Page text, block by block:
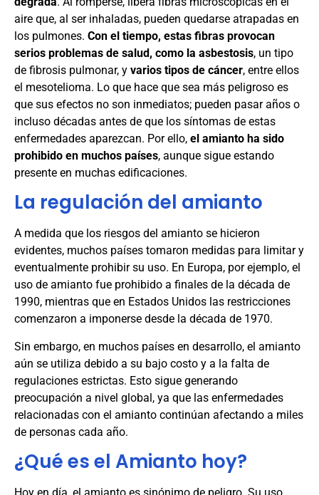
aire que, al ser inhaladas, pueden quedarse atrapadas en
los pulmones. Con el tiempo, estas fibras provocan
serios problemas de salud, como la asbestosis, un tipo
de fibrosis pulmonar, y varios tipos de cáncer, entre ellos
el mesotelioma. Lo que hace que sea más peligroso es
que sus efectos no son inmediatos; pueden pasar años o
incluso décadas antes de que los síntomas de estas
enfermedades aparezcan. Por ello, el amianto ha sido
prohibido en muchos países, aunque sigue estando
presente en muchas edificaciones.
La regulación del amianto
A medida que los riesgos del amianto se hicieron
evidentes, muchos países tomaron medidas para limitar y
eventualmente prohibir su uso. En Europa, por ejemplo, el
uso de amianto fue prohibido a finales de la década de
1990, mientras que en Estados Unidos las restricciones
comenzaron a imponerse desde la década de 1970.
Sin embargo, en muchos países en desarrollo, el amianto
aún se utiliza debido a su bajo costo y a la falta de
regulaciones estrictas. Esto sigue generando
preocupación a nivel global, ya que las enfermedades
relacionadas con el amianto continúan afectando a miles
de personas cada año.
¿Qué es el Amianto hoy?